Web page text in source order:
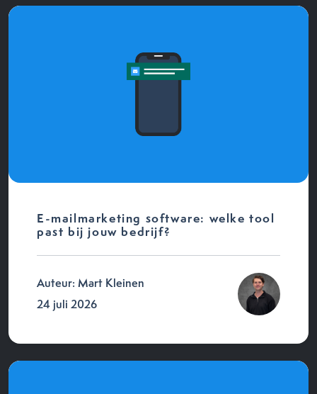
E-mailmarketing software: welke tool
past bij jouw bedrijf?
Auteur: Mart Kleinen
24 juli 2026